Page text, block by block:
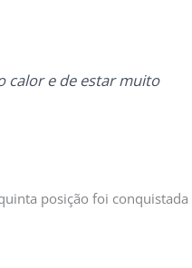
calor e de estar muito
posição foi conquistada